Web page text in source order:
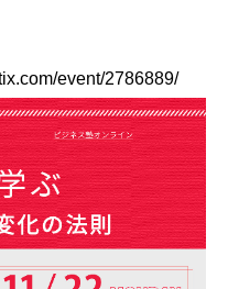
event/2786889/